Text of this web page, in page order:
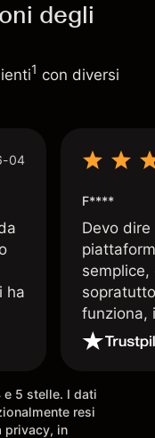
degli
1 con diversi
04
ha
F****
Devo
funziona,
Davide e'
e 5 stelle. I dati
resi
privacy, in